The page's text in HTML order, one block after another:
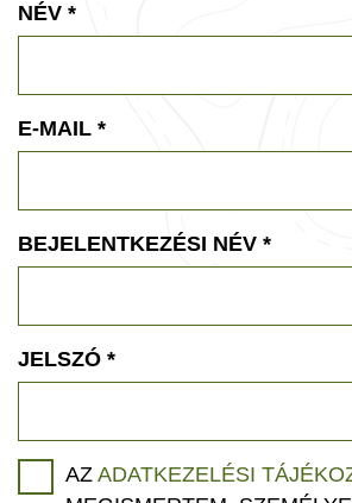
NÉV *
E-MAIL *
BEJELENTKEZÉSI NÉV *
JELSZÓ *
AZ ADATKEZELÉSI